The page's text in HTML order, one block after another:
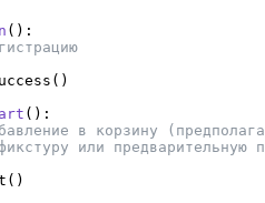
():
():
в корзину
или предварительную